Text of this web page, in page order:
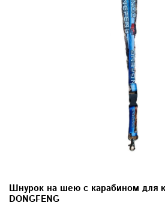
Шнурок на шею с карабином для
DONGFENG